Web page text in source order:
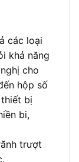
các loại
khả năng
cho
hộp số
bị
bi,
trượt